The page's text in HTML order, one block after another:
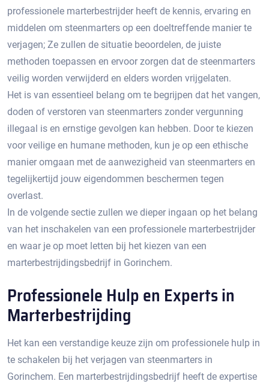
professionele marterbestrijder heeft de kennis, ervaring en
middelen om steenmarters op een doeltreffende manier te
verjagen; Ze zullen de situatie beoordelen, de juiste
methoden toepassen en ervoor zorgen dat de steenmarters
veilig worden verwijderd en elders worden vrijgelaten.​
Het is van essentieel belang om te begrijpen dat het vangen,
doden of verstoren van steenmarters zonder vergunning
illegaal is en ernstige gevolgen kan hebben.​ Door te kiezen
voor veilige en humane methoden, kun je op een ethische
manier omgaan met de aanwezigheid van steenmarters en
tegelijkertijd jouw eigendommen beschermen tegen
overlast.​
In de volgende sectie zullen we dieper ingaan op het belang
van het inschakelen van een professionele marterbestrijder
en waar je op moet letten bij het kiezen van een
marterbestrijdingsbedrijf in Gorinchem.
Professionele Hulp en Experts in
Marterbestrijding
Het kan een verstandige keuze zijn om professionele hulp in
te schakelen bij het verjagen van steenmarters in
Gorinchem.​ Een marterbestrijdingsbedrijf heeft de expertise